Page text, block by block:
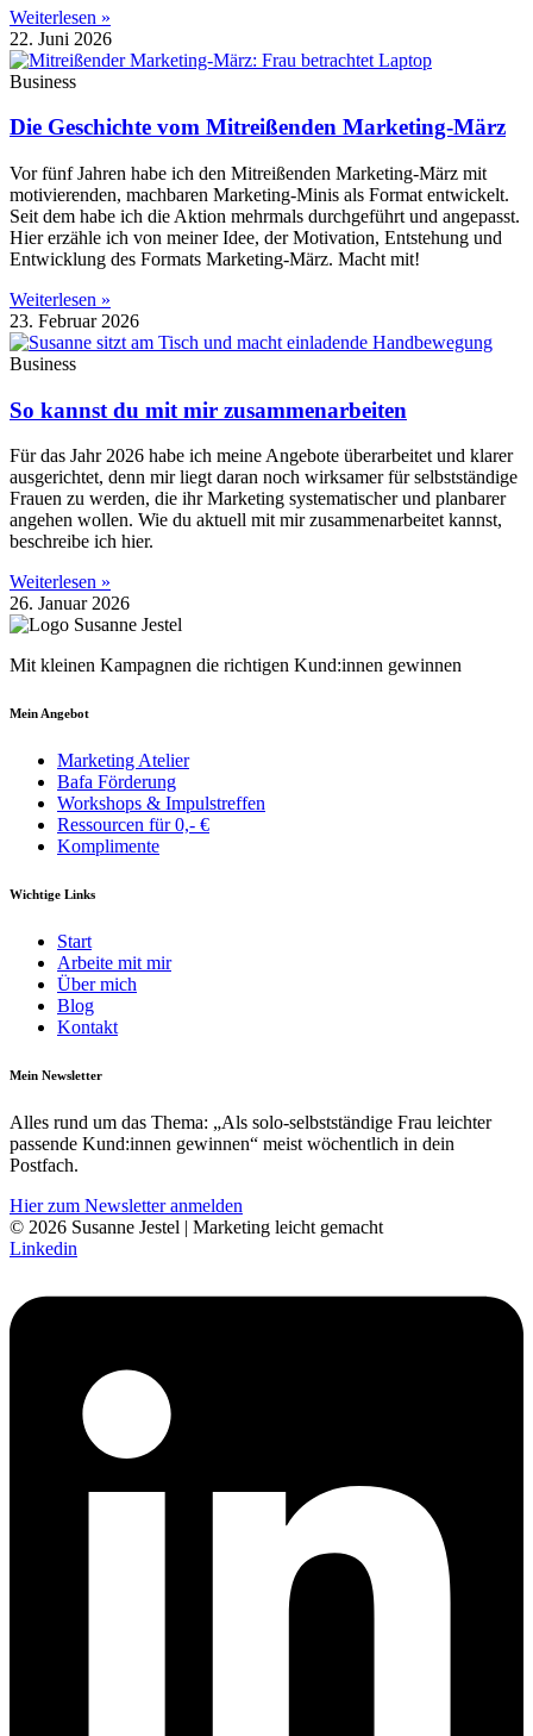
Weiterlesen »
22. Juni 2026
Business
Die Geschichte vom Mitreißenden Marketing-März
Vor fünf Jahren habe ich den Mitreißenden Marketing-März mit
motivierenden, machbaren Marketing-Minis als Format entwickelt.
Seit dem habe ich die Aktion mehrmals durchgeführt und angepasst.
Hier erzähle ich von meiner Idee, der Motivation, Entstehung und
Entwicklung des Formats Marketing-März. Macht mit!
Weiterlesen »
23. Februar 2026
Business
So kannst du mit mir zusammenarbeiten
Für das Jahr 2026 habe ich meine Angebote überarbeitet und klarer
ausgerichtet, denn mir liegt daran noch wirksamer für selbstständige
Frauen zu werden, die ihr Marketing systematischer und planbarer
angehen wollen. Wie du aktuell mit mir zusammenarbeitet kannst,
beschreibe ich hier.
Weiterlesen »
26. Januar 2026
Mit kleinen Kampagnen die richtigen Kund:innen gewinnen
Mein Angebot
Marketing Atelier
Bafa Förderung
Workshops & Impulstreffen
Ressourcen für 0,- €
Komplimente
Wichtige Links
Start
Arbeite mit mir
Über mich
Blog
Kontakt
Mein Newsletter
Alles rund um das Thema: „Als solo-selbst­­ständige Frau leichter
pass­ende Kund:innen gewinnen“ meist wöchentlich in dein
Postfach.
Hier zum Newsletter anmelden
© 2026 Susanne Jestel | Marketing leicht gemacht
Linkedin